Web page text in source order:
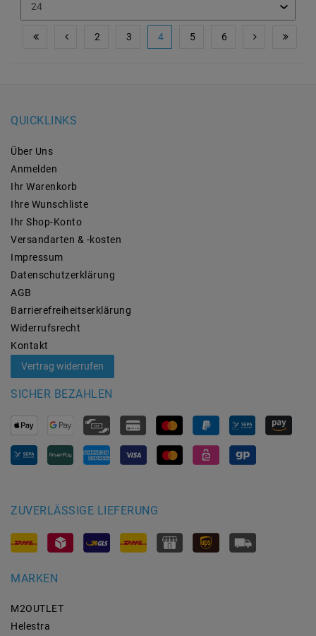
2 3 4 5 6
QUICKLINKS
Über Uns
Anmelden
Ihr Warenkorb
Ihre Wunschliste
Ihr Shop-Konto
Versandarten & -kosten
Impressum
Daten­schutz­erklärung
AGB
Barrierefreiheitserklärung
Widerrufs­recht
Kontakt
Vertrag widerrufen
SICHER BEZAHLEN
ZUVERLÄSSIGE LIEFERUNG
MARKEN
M2OUTLET
Helestra